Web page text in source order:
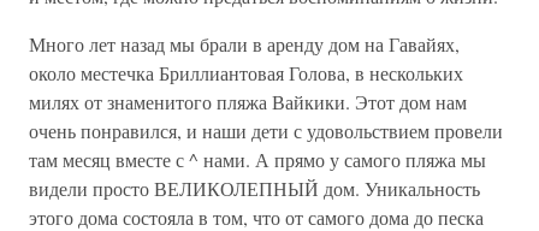
Много лет назад мы брали в аренду дом на Гавайях,
около местечка Бриллиантовая Голова, в нескольких
милях от знаменитого пляжа Вайкики. Этот дом нам
очень понравился, и наши дети с удовольствием провели
там месяц вместе с ^ нами. А прямо у самого пляжа мы
видели просто ВЕЛИКОЛЕПНЫЙ дом. Уникальность
этого дома состояла в том, что от самого дома до песка